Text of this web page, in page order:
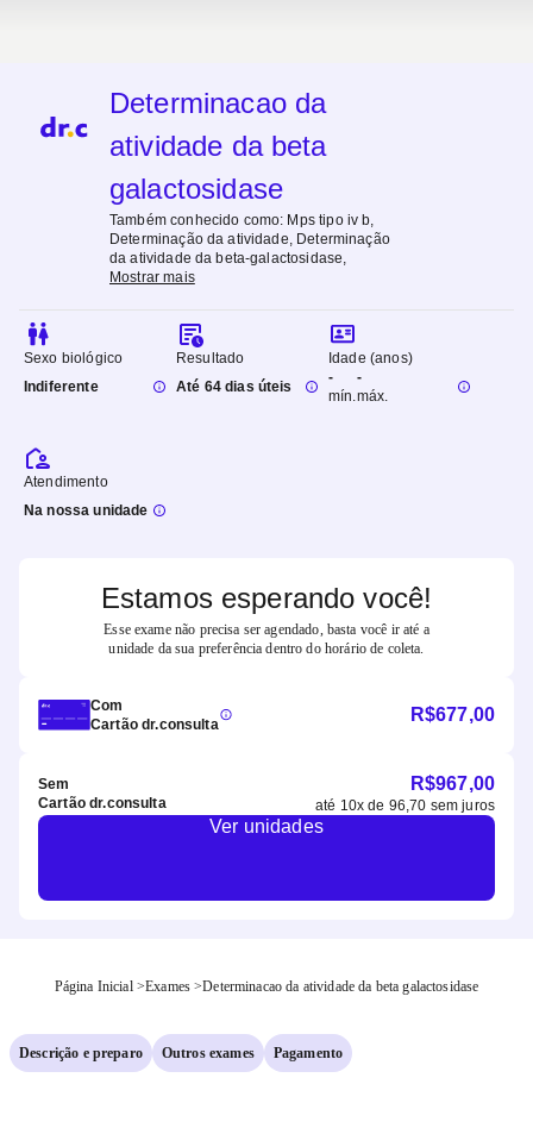
Determinacao da
atividade da beta
galactosidase
Também conhecido como: Mps tipo iv b,
Determinação da atividade, Determinação
da atividade da beta-galactosidase,
Mostrar mais
Sexo biológico
Indiferente
Resultado
Até 64 dias úteis
Idade (anos)
-
mín.
-
máx.
Atendimento
Na nossa unidade
Estamos esperando você!
Esse exame não precisa ser agendado, basta você ir até a
unidade da sua preferência dentro do horário de coleta.
Com
Cartão dr.consulta
R$677,00
Sem
Cartão dr.consulta
R$967,00
até 10x de 96,70 sem juros
Ver unidades
Página Inicial >Exames >Determinacao da atividade da beta galactosidase
Descrição e preparo Outros exames Pagamento